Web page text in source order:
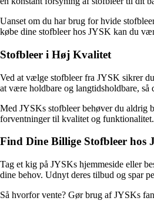
Uanset om du har brug for hvide
købe dine stofbleer hos JYSK kan du
Stofbleer i Høj Kvalitet
Ved at vælge stofbleer fra JYSK sikrer
at være holdbare og langtidsholdbare, så
Med JYSKs stofbleer behøver du aldrig
forventninger til kvalitet og funktionalitet.
Find Dine Billige Stofbleer hos
Tag et kig på JYSKs hjemmeside eller
dine behov. Udnyt deres tilbud og spar
Så hvorfor vente? Gør brug af JYSKs